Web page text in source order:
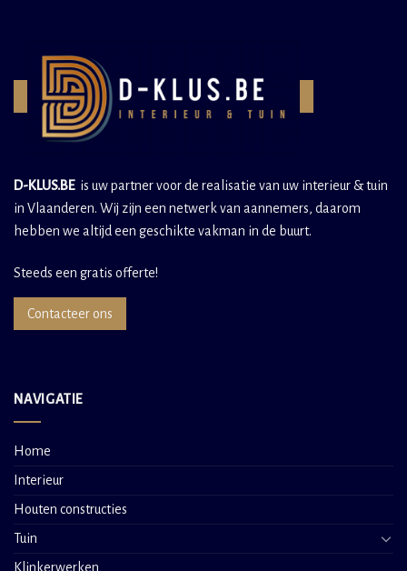
D-KLUS.BEis uw partner voor de realisatie van uw interieur & tuin
in Vlaanderen. Wij zijn een netwerk van aannemers, daarom
hebben we altijd een geschikte vakman in de buurt.
Steeds een gratis offerte!
Contacteer ons
NAVIGATIE
Home
Interieur
Houten constructies
Tuin
Klinkerwerken